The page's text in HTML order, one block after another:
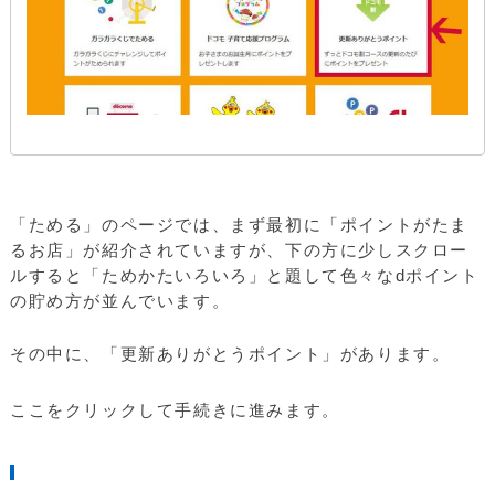
「ためる」のページでは、まず最初に「ポイントがたま
るお店」が紹介されていますが、下の方に少しスクロー
ルすると「ためかたいろいろ」と題して色々なdポイント
の貯め方が並んでいます。
その中に、「更新ありがとうポイント」があります。
ここをクリックして手続きに進みます。